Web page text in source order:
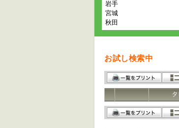
お試し検索中